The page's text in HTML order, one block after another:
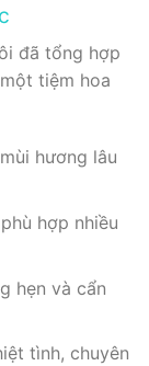
đã tổng hợp
tiệm hoa
hương lâu
hợp nhiều
hẹn và cẩn
tình, chuyên